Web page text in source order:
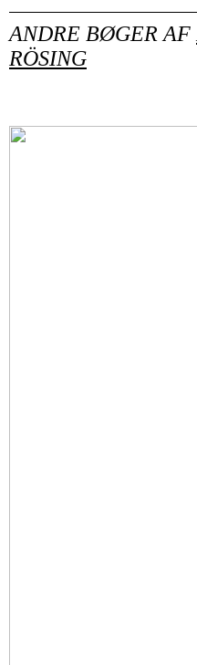
ANDRE BØGER AF
RÖSING